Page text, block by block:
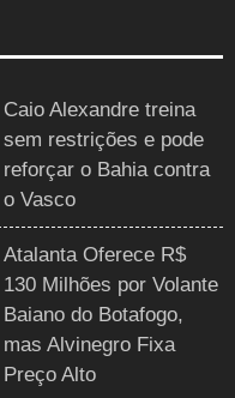
Caio Alexandre treina
sem restrições e pode
reforçar o Bahia contra
o Vasco
Atalanta Oferece R$
130 Milhões por Volante
Baiano do Botafogo,
mas Alvinegro Fixa
Preço Alto